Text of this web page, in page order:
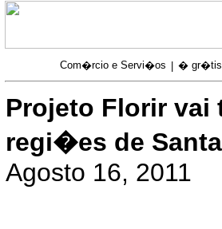
Com�rcio e Servi�os �
Projeto Florir
regi�es de
Agosto 16, 2011